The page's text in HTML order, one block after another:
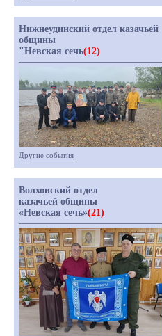
Нижнеудинский отдел казачьей
общины
"Невская сечь(12)
Другие события
Волховский отдел
казачьей общины
«Невская сечь»(21)